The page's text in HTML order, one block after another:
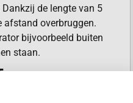
de lengte van 5
afstand overbruggen.
bijvoorbeeld buiten
staan.